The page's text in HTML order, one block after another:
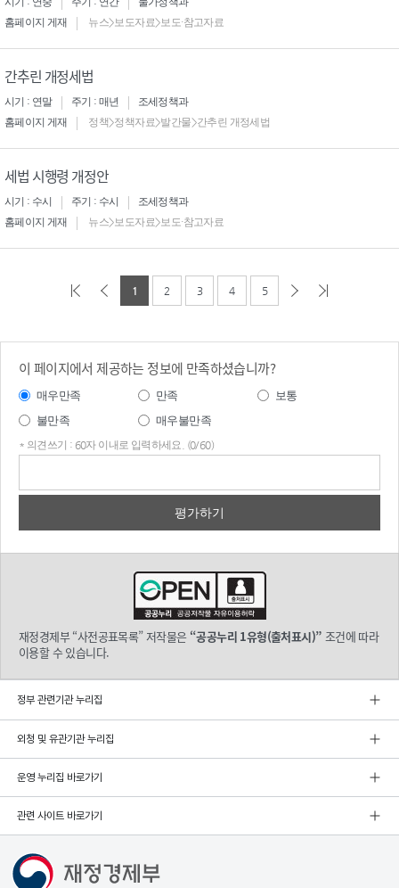
홈페이지 게재
뉴스>보도자료>보도·참고자료
간추린 개정세법
시기 : 연말 주기 : 매년
조세정책과
홈페이지 게재
정책>정책자료>발간물>간추린 개정세법
세법 시행령 개정안
시기 : 수시 주기 : 수시
조세정책과
홈페이지 게재
뉴스>보도자료>보도·참고자료
1 2 3 4 5
이 페이지에서 제공하는 정보에 만족하셨습니까?
매우만족 만족
보통
불만족
매우불만족
* 의견쓰기 : 60자 이내로 입력하세요. (0/60)
재정경제부 “사전공표목록” 저작물은 “공공누리 1유형(출처표시)” 조건에 따라
이용할 수 있습니다.
정부 관련기관 누리집
외청 및 유관기관 누리집
운영 누리집 바로가기
관련 사이트 바로가기